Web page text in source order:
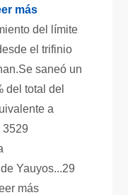
más
del límite
el trifinio
saneó un
del total del
a
3529
Yauyos...29
más